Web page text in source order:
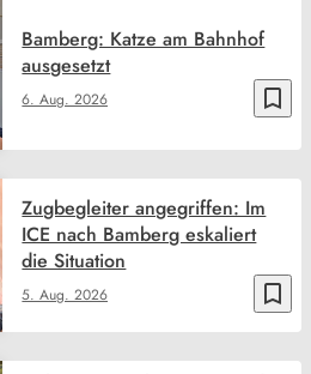
bookmark_border
6. Aug. 2026
Bamberg: Katze am Bahnhof
ausgesetzt
bookmark_border
5. Aug. 2026
Zugbegleiter angegriffen: Im
ICE nach Bamberg eskaliert
die Situation